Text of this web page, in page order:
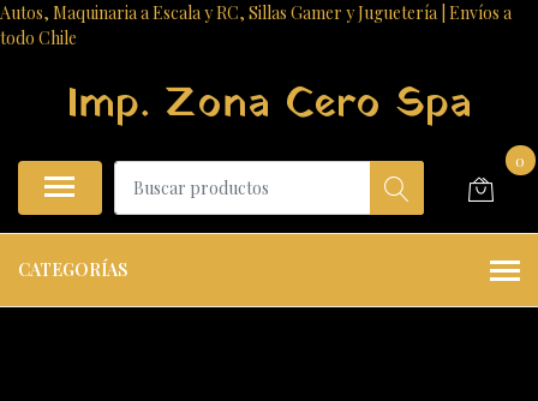
Autos, Maquinaria a Escala y RC, Sillas Gamer y Juguetería | Envíos a
todo Chile
Imp. Zona Cero Spa
0
CATEGORÍAS